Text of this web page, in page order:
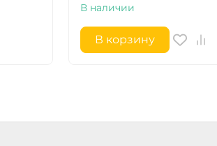
В наличии
В корзину